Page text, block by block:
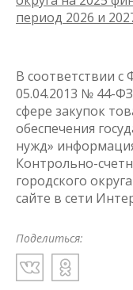
период 2026 и
В соответствии
05.04.2013 № 44-
сфере закупок
обеспечения
нужд»
Контрольно-
городского
сайте в сети
Поделиться: